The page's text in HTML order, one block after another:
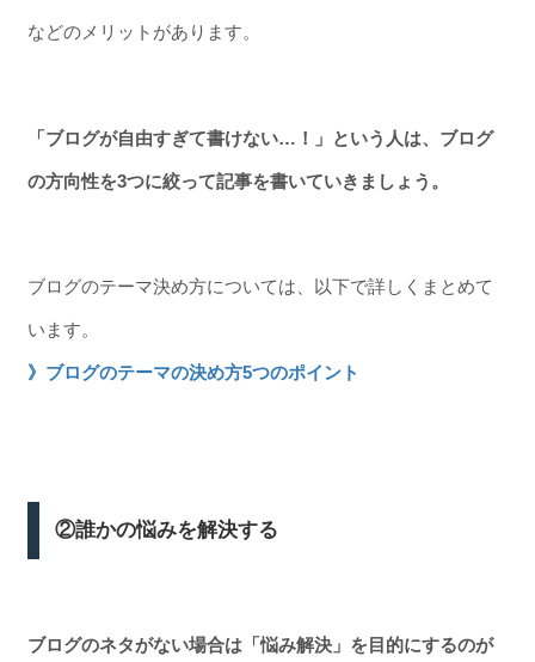
などのメリットがあります。
「ブログが自由すぎて書けない…！」という人は、ブログ
の方向性を3つに絞って記事を書いていきましょう。
ブログのテーマ決め方については、以下で詳しくまとめて
います。
》ブログのテーマの決め方5つのポイント
②誰かの悩みを解決する
ブログのネタがない場合は「悩み解決」を目的にするのが